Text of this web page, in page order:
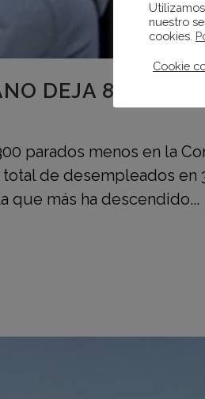
DEJA 8.300
parados menos en la
de desempleados en
que más ha descendido...
nuestro
cookies.
Cookie